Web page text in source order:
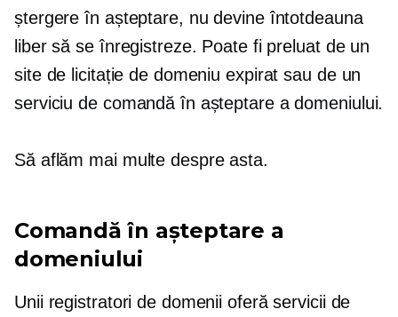
ștergere în așteptare, nu devine întotdeauna
liber să se înregistreze. Poate fi preluat de un
site de licitație de domeniu expirat sau de un
serviciu de comandă în așteptare a domeniului.
Să aflăm mai multe despre asta.
Comandă în așteptare a
domeniului
Unii registratori de domenii oferă servicii de